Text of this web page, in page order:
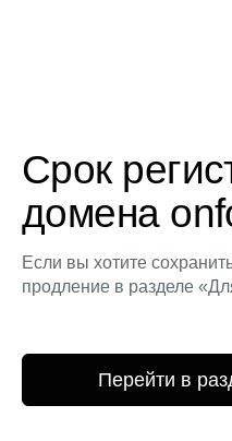
Срок
домена
Если вы хотите
продление в разделе
Перейти в